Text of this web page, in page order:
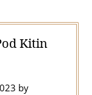
Kitin
by